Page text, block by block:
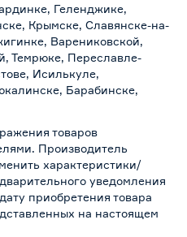
Геленджике,
Крымске, Славянске-на-
Варениковской,
Темрюке, Переславле-
Исилькуле,
Барабинске,
товаров
Производитель
характеристики/
уведомления
приобретения товара
на настоящем